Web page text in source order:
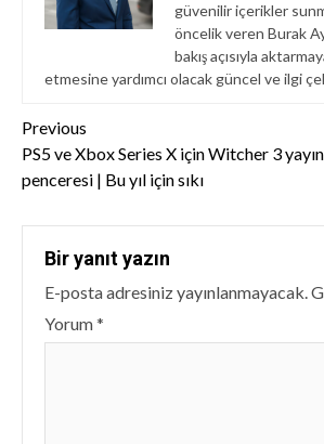
güvenilir içerikler
öncelik veren Burak
bakış açısıyla
etmesine yardımcı olacak güncel ve ilgi
Continue
Reading
Previous
PS5 ve Xbox Series X için Witcher 3 yayın
penceresi | Bu yıl için sıkı
Bir yanıt yazın
E-posta adresiniz yayınlanmayacak.
Yorum*